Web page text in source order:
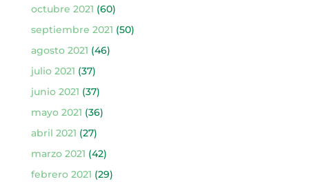
octubre 2021 (60)
septiembre 2021 (50)
agosto 2021 (46)
julio 2021 (37)
junio 2021 (37)
mayo 2021 (36)
abril 2021 (27)
marzo 2021 (42)
febrero 2021 (29)